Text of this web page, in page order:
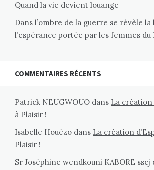
Quand la vie devient louange
Dans l’ombre de la guerre se révèle
l’espérance portée par les femmes du
COMMENTAIRES RÉCENTS
Patrick NEUGWOUO dans La création
à Plaisir !
Isabelle Houézo dans La création
Plaisir !
Sr Joséphine wendkouni KABORE sscj